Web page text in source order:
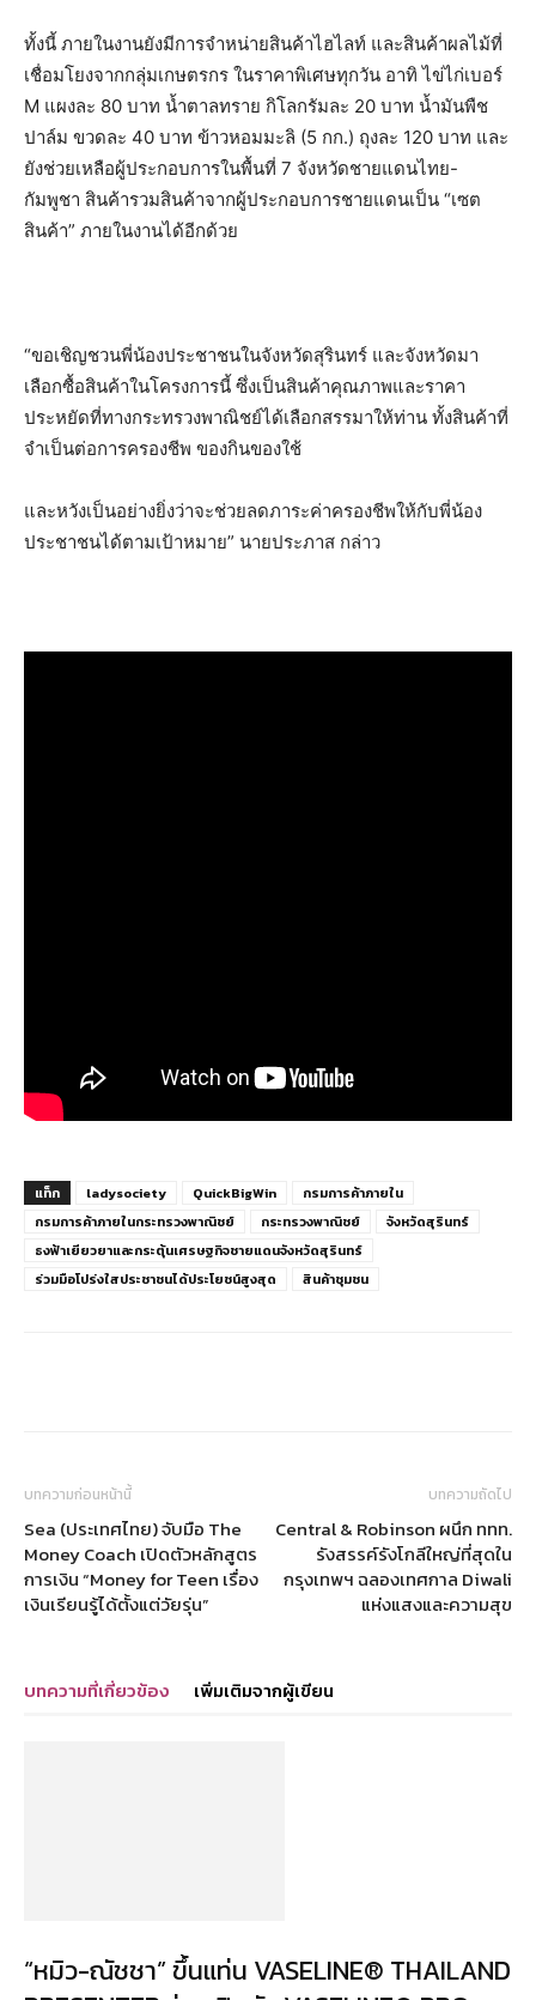
ทั้งนี้ ภายในงานยังมีการจำหน่ายสินค้าไฮไลท์ และสินค้าผลไม้ที่
เชื่อมโยงจากกลุ่มเกษตรกร ในราคาพิเศษทุกวัน อาทิ ไข่ไก่เบอร์
M แผงละ 80 บาท น้ำตาลทราย กิโลกรัมละ 20 บาท น้ำมันพืช
ปาล์ม ขวดละ 40 บาท ข้าวหอมมะลิ (5 กก.) ถุงละ 120 บาท และ
ยังช่วยเหลือผู้ประกอบการในพื้นที่ 7 จังหวัดชายแดนไทย-
กัมพูชา สินค้ารวมสินค้าจากผู้ประกอบการชายแดนเป็น “เซต
สินค้า” ภายในงานได้อีกด้วย
“ขอเชิญชวนพี่น้องประชาชนในจังหวัดสุรินทร์ และจังหวัดมา
เลือกซื้อสินค้าในโครงการนี้ ซึ่งเป็นสินค้าคุณภาพและราคา
ประหยัดที่ทางกระทรวงพาณิชย์ได้เลือกสรรมาให้ท่าน ทั้งสินค้าที่
จำเป็นต่อการครองชีพ ของกินของใช้
และหวังเป็นอย่างยิ่งว่าจะช่วยลดภาระค่าครองชีพให้กับพี่น้อง
ประชาชนได้ตามเป้าหมาย” นายประภาส กล่าว
แท็ก ladysociety QuickBigWin
กรมการค้าภายใน
กรมการค้าภายในกระทรวงพาณิชย์
กระทรวงพาณิชย์
จังหวัดสุรินทร์
ธงฟ้าเยียวยาและกระตุ้นเศรษฐกิจชายแดนจังหวัดสุรินทร์
ร่วมมือโปร่งใสประชาชนได้ประโยชน์สูงสุด
สินค้าชุมชน
บทความก่อนหน้านี้
Sea (ประเทศไทย) จับมือ The
Money Coach เปิดตัวหลักสูตร
การเงิน “Money for Teen เรื่อง
เงินเรียนรู้ได้ตั้งแต่วัยรุ่น”
บทความถัดไป
Central & Robinson ผนึก ททท.
รังสรรค์รังโกลีใหญ่ที่สุดใน
กรุงเทพฯ ฉลองเทศกาล Diwali
แห่งแสงและความสุข
บทความที่เกี่ยวข้อง เพิ่มเติมจากผู้เขียน
“หมิว-ณัชชา” ขึ้นแท่น VASELINE® THAILAND